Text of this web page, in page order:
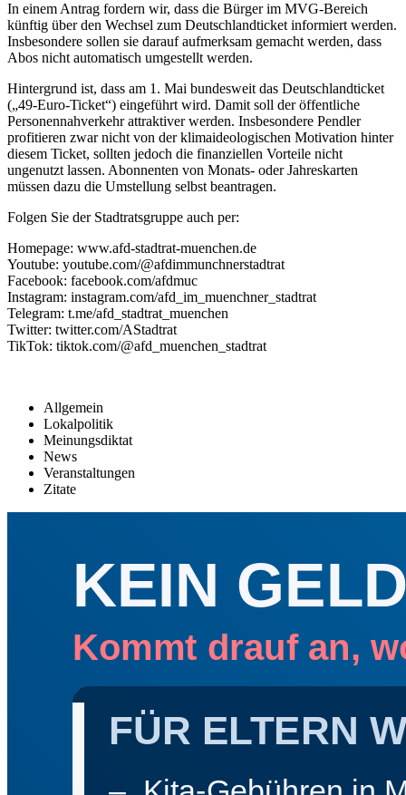
In einem Antrag fordern wir, dass die Bürger im MVG-Bereich
künftig über den Wechsel zum Deutschlandticket informiert werden.
Insbesondere sollen sie darauf aufmerksam gemacht werden, dass
Abos nicht automatisch umgestellt werden.
Hintergrund ist, dass am 1. Mai bundesweit das Deutschlandticket
(„49-Euro-Ticket“) eingeführt wird. Damit soll der öffentliche
Personennahverkehr attraktiver werden. Insbesondere Pendler
profitieren zwar nicht von der klimaideologischen Motivation hinter
diesem Ticket, sollten jedoch die finanziellen Vorteile nicht
ungenutzt lassen. Abonnenten von Monats- oder Jahreskarten
müssen dazu die Umstellung selbst beantragen.
Folgen Sie der Stadtratsgruppe auch per:
Homepage: www.afd-stadtrat-muenchen.de
Youtube: youtube.com/@afdimmunchnerstadtrat
Facebook: facebook.com/afdmuc
Instagram: instagram.com/afd_im_muenchner_stadtrat
Telegram: t.me/afd_stadtrat_muenchen
Twitter: twitter.com/AStadtrat
TikTok: tiktok.com/@afd_muenchen_stadtrat
Allgemein
Lokalpolitik
Meinungsdiktat
News
Veranstaltungen
Zitate